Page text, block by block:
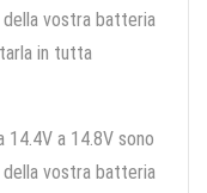
vostra batteria
in tutta
a 14.8V sono
vostra batteria